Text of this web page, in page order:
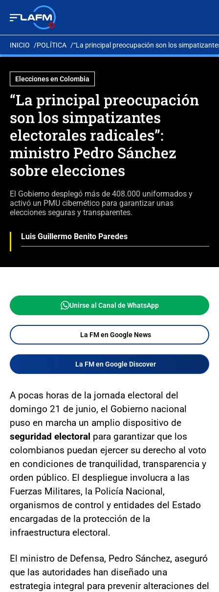
INICIO POLÍTICA “La principal preocupación son los
Elecciones en Colombia
“La principal preocupación
son los simpatizantes
electorales radicales”:
ministro Pedro Sánchez
sobre elecciones
El Gobierno desplegó más de 408.000 uniformados y
activó un PMU cibernético para garantizar unas
elecciones seguras y transparentes.
Luis Guillermo Benito Paredes
Unirse al Canal de WhatsApp
La FM en Google News
La FM en Google Discover
A pocas horas de la jornada electoral del
domingo 21 de junio, el Gobierno nacional
puso en marcha un amplio dispositivo de
seguridad electoral para garantizar que los
colombianos puedan ejercer su derecho al voto
en condiciones de tranquilidad, transparencia y
orden público. El despliegue involucra a las
Fuerzas Militares, la Policía Nacional,
organismos de control y entidades del Estado
encargadas de la protección de la
infraestructura electoral.
El ministro de Defensa, Pedro Sánchez, aseguró
que las autoridades han diseñado una
estrategia integral para prevenir alteraciones del